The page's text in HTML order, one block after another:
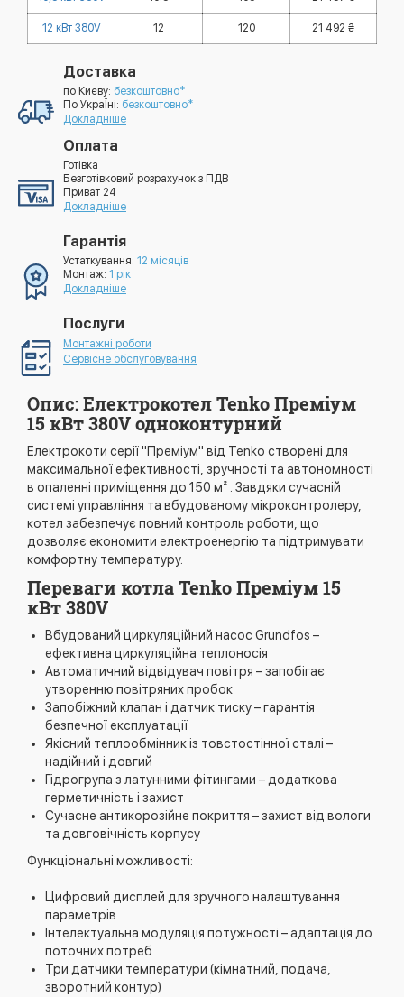
12 кВт 380V 12 120 21 492 ₴
Доставка
по Києву: безкоштовно*
По УкраЇні: безкоштовно*
Докладніше
Оплата
Готівка
Безготівковий розрахунок з ПДВ
Приват 24
Докладніше
Гарантія
Устаткування: 12 місяців
Монтаж: 1 рік
Докладніше
Послуги
Монтажні роботи
Сервісне обслуговування
Опис: Електрокотел Tenko Преміум
15 кВт 380V одноконтурний
Електрокоти серії "Преміум" від Tenko створені для
максимальної ефективності, зручності та автономності
в опаленні приміщення до 150 м² . Завдяки сучасній
системі управління та вбудованому мікроконтролеру,
котел забезпечує повний контроль роботи, що
дозволяє економити електроенергію та підтримувати
комфортну температуру.
Переваги котла Tenko Преміум 15
кВт 380V
Вбудований циркуляційний насос Grundfos –
ефективна циркуляційна теплоносія
Автоматичний відвідувач повітря – запобігає
утворенню повітряних пробок
Запобіжний клапан і датчик тиску – гарантія
безпечної експлуатації
Якісний теплообмінник із товстостінної сталі –
надійний і довгий
Гідрогрупа з латунними фітингами – додаткова
герметичність і захист
Сучасне антикорозійне покриття – захист від вологи
та довговічність корпусу
Функціональні можливості:
Цифровий дисплей для зручного налаштування
параметрів
Інтелектуальна модуляція потужності – адаптація до
поточних потреб
Три датчики температури (кімнатний, подача,
зворотний контур)